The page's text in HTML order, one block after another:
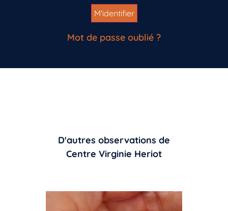
Mot de passe oublié ?
D'autres observations de
Centre Virginie Heriot